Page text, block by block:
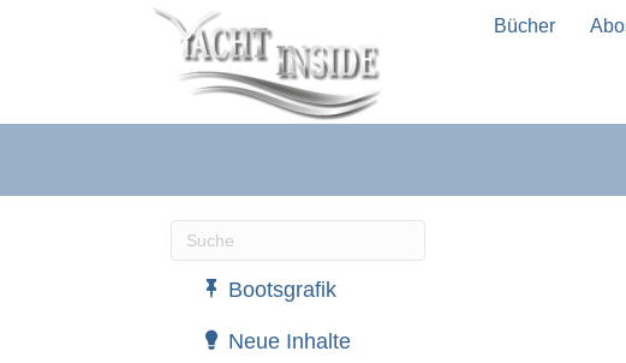
Bücher
Wenn die Ergebnisse der automatischen
Bootsgrafik
Neue Inhalte